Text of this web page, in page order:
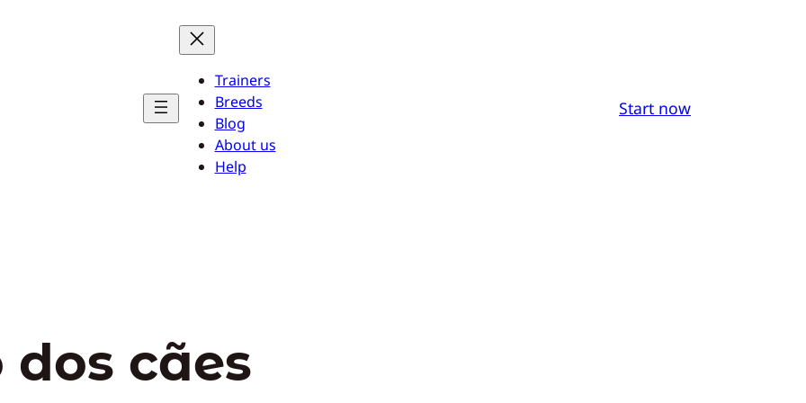
Trainers
Breeds
Blog
About us
Help
Start now
dos cães